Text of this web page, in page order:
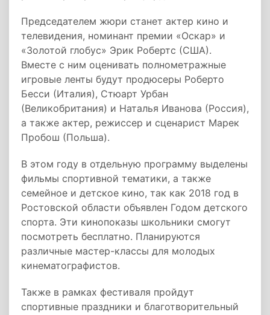
Председателем жюри станет актер кино и
телевидения, номинант премии «Оскар» и
«Золотой глобус» Эрик Робертс (США).
Вместе с ним оценивать полнометражные
игровые ленты будут продюсеры Роберто
Бесси (Италия), Стюарт Урбан
(Великобритания) и Наталья Иванова (Россия),
а также актер, режиссер и сценарист Марек
Пробош (Польша).
В этом году в отдельную программу выделены
фильмы спортивной тематики, а также
семейное и детское кино, так как 2018 год в
Ростовской области объявлен Годом детского
спорта. Эти кинопоказы школьники смогут
посмотреть бесплатно. Планируются
различные мастер-классы для молодых
кинематографистов.
Также в рамках фестиваля пройдут
спортивные праздники и благотворительный